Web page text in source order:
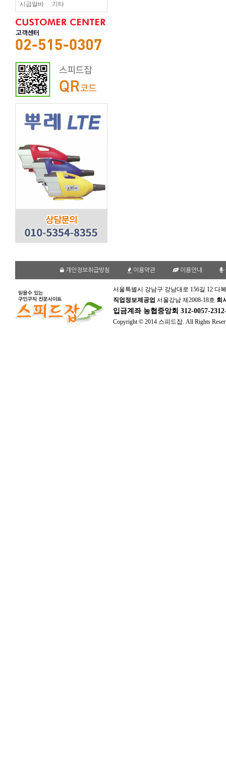
시급알바 기타
개인정보취급방침 이용약관 이용안내
서울특별시 강남구 강남대로 156길 12 다
직업정보제공업 서울강남 제2008-18호 회
입금계좌 농협중앙회 312-0057-
Copyright © 2014 스피드잡. All Rights